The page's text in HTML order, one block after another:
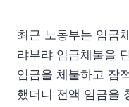
최근 노동부는 임금
랴부랴 임금체불을
임금을 체불하고 잠
했더니 전액 임금을